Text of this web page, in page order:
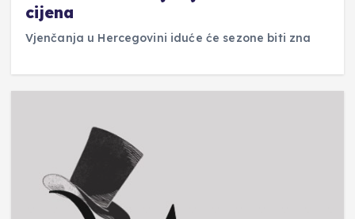
cijena
Vjenčanja u Hercegovini iduće će sezone biti zna